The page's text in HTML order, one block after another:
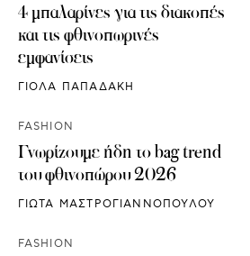
4 μπαλαρίνες για τις διακοπές
και τις φθινοπωρινές
εμφανίσεις
ΓΙΟΛΑ ΠΑΠΑΔΑΚΗ
FASHION
Γνωρίζουμε ήδη το bag trend
του φθινοπώρου 2026
ΓΙΩΤΑ ΜΑΣΤΡΟΓΙΑΝΝΟΠΟΥΛΟΥ
FASHION